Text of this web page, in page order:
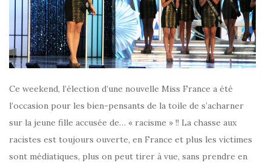
Ce weekend, l’élection d’une nouvelle Miss France a été
l’occasion pour les bien-pensants de la toile de s’acharner
sur la jeune fille accusée de… « racisme » !! La chasse aux
racistes est toujours ouverte, en France et plus les victimes
sont médiatiques, plus on peut tirer à vue, sans prendre en